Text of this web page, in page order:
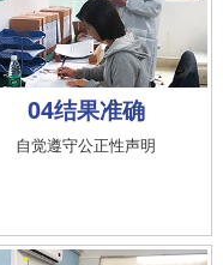
04结果准确
自觉遵守公正性声明